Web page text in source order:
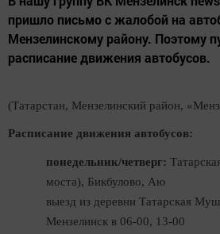
пришло письмо с жалобой на
Мензелинскому району. Поэтому
расписание движения автобусов.
(Татарстан, Мензелинский район,
Расписание движения автобусов:
понедельник/четверг:
моста), Бикбулово, Аю
выезд из деревни Татарская
Мензелинск в 06-00, 13-00